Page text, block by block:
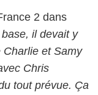
2 dans
il devait y
et Samy
Chris
tout prévue. Ça